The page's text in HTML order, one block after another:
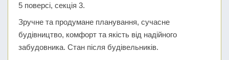
5 поверсі, секція 3.
Зручне та продумане планування, сучасне
будівництво, комфорт та якість від надійного
забудовника. Стан після будівельників.